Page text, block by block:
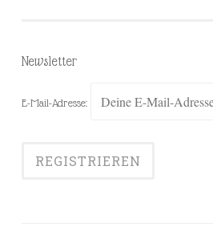
Newsletter
E-Mail-Adresse: